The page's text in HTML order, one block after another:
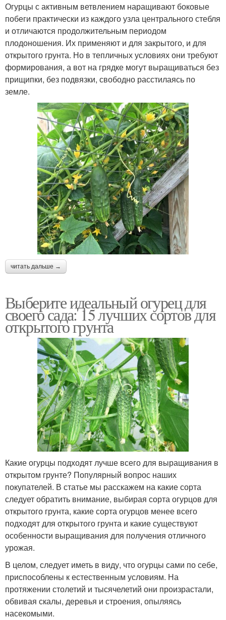
Огурцы с активным ветвлением наращивают боковые
побеги практически из каждого узла центрального стебля
и отличаются продолжительным периодом
плодоношения. Их применяют и для закрытого, и для
открытого грунта. Но в тепличных условиях они требуют
формирования, а вот на грядке могут выращиваться без
прищипки, без подвязки, свободно расстилаясь по
земле.
читать дальше →
Выберите идеальный огурец для
своего сада: 15 лучших сортов для
открытого грунта
Какие огурцы подходят лучше всего для выращивания в
открытом грунте? Популярный вопрос наших
покупателей. В статье мы расскажем на какие сорта
следует обратить внимание, выбирая сорта огурцов для
открытого грунта, какие сорта огурцов менее всего
подходят для открытого грунта и какие существуют
особенности выращивания для получения отличного
урожая.
В целом, следует иметь в виду, что огурцы сами по себе,
приспособлены к естественным условиям. На
протяжении столетий и тысячелетий они произрастали,
обвивая скалы, деревья и строения, опыляясь
насекомыми.